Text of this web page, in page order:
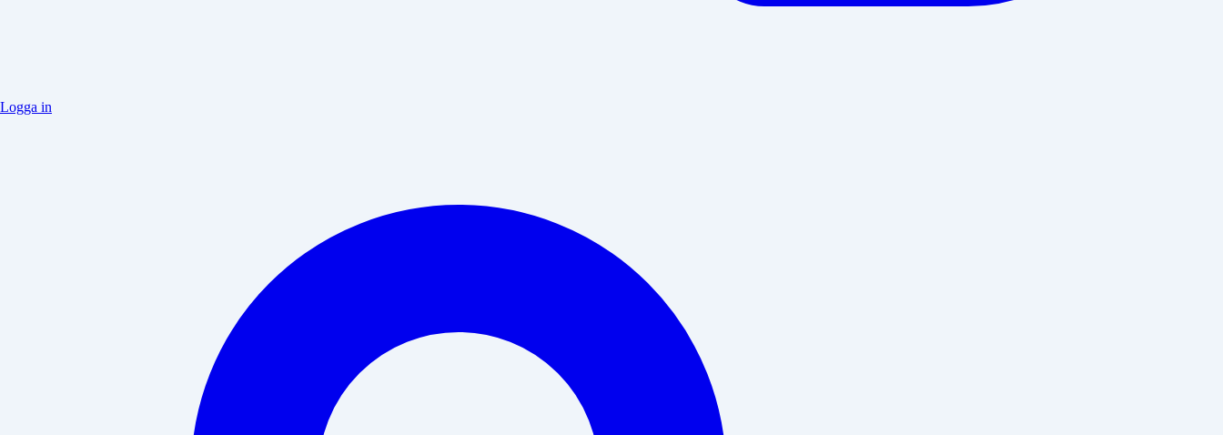
Logga in